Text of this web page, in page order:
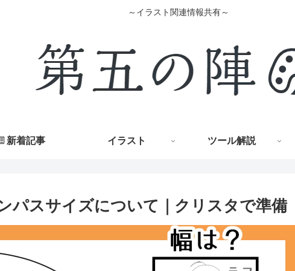
～イラスト関連情報共有～
新着記事 イラスト ツール解説
パスサイズについて｜クリスタで準備